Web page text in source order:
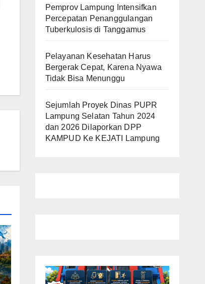
Pemprov Lampung Intensifkan
Percepatan Penanggulangan
Tuberkulosis di Tanggamus
Pelayanan Kesehatan Harus
Bergerak Cepat, Karena Nyawa
Tidak Bisa Menunggu
Sejumlah Proyek Dinas PUPR
Lampung Selatan Tahun 2024
dan 2026 Dilaporkan DPP
KAMPUD Ke KEJATI Lampung